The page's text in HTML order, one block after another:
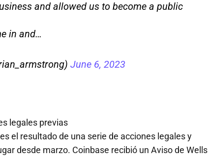
and allowed us to become a public
in and…
June 6, 2023
legales previas
el resultado de una serie de acciones legales y
desde marzo. Coinbase recibió un Aviso de Wells